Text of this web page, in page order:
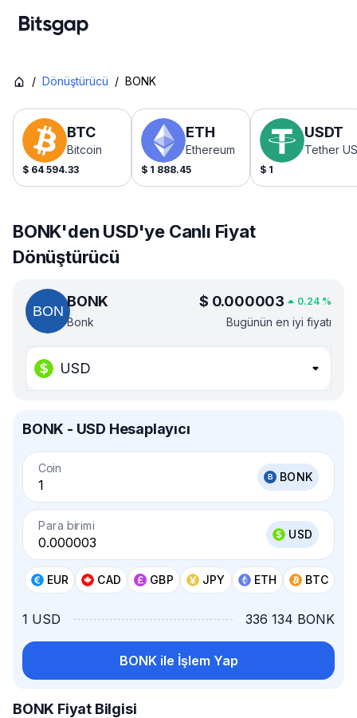
/ Dönüştürücü / BONK
BTC
Bitcoin
$ 64 594.33
ETH
Ethereum
$ 1 888.45
USDT
Tether
$ 1
BONK'den USD'ye Canlı Fiyat
Dönüştürücü
BONK
Bonk
$ 0.000003 0.24 %
Bugünün en iyi fiyatı
USD
BONK - USD Hesaplayıcı
Coin
BONK
Para birimi
USD
EUR CAD GBP JPY ETH BTC
1 USD 336 134 BONK
BONK ile İşlem Yap
BONK Fiyat Bilgisi